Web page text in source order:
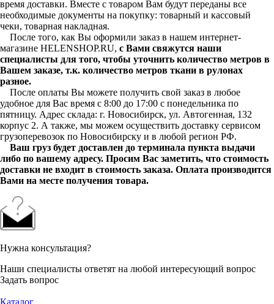
время доставки. Вместе с товаром Вам будут переданы все
необходимые документы на покупку: товарный и кассовый
чеки, товарная накладная.
После того, как Вы оформили заказ в нашем интернет-
магазине HELENSHOP.RU, с Вами свяжутся наши
специалисты для того, чтобы уточнить количество метров в
Вашем заказе, т.к. количество метров ткани в рулонах
разное.
После оплаты Вы можете получить свой заказ в любое
удобное для Вас время с 8:00 до 17:00 с понедельника по
пятницу. Адрес склада: г. Новосибирск, ул. Автогенная, 132
корпус 2. А также, мы можем осуществить доставку сервисом
грузоперевозок по Новосибирску и в любой регион РФ.
Ваш груз будет доставлен до терминала пункта выдачи
либо по вашему адресу. Просим Вас заметить, что стоимость
доставки не входит в стоимость заказа. Оплата производится
Вами на месте получения товара.
Нужна консультация?
Наши специалисты ответят на любой интересующий вопрос
Задать вопрос
Каталог